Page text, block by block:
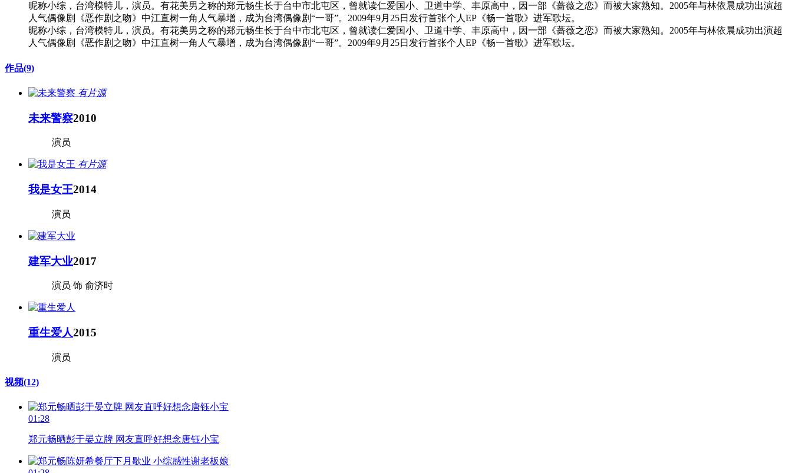
昵称小综，台湾模特儿，演员。有花美男之称的郑元畅生长于台中市北屯区，曾就读仁爱国小、卫道中学、丰原高中，因一部《蔷薇之恋》而被大家熟知。2005年与林依晨成功出演超
人气偶像剧《恶作剧之吻》中江直树一角人气暴增，成为台湾偶像剧“一哥”。2009年9月25日发行首张个人EP《畅一首歌》进军歌坛。
昵称小综，台湾模特儿，演员。有花美男之称的郑元畅生长于台中市北屯区，曾就读仁爱国小、卫道中学、丰原高中，因一部《蔷薇之恋》而被大家熟知。2005年与林依晨成功出演超
人气偶像剧《恶作剧之吻》中江直树一角人气暴增，成为台湾偶像剧“一哥”。2009年9月25日发行首张个人EP《畅一首歌》进军歌坛。
作品(9)
有片源
未来警察2010
演员
有片源
我是女王2014
演员
建军大业2017
演员 饰 俞济时
重生爱人2015
演员
视频(12)
01:28
郑元畅晒彭于晏立牌 网友直呼好想念唐钰小宝